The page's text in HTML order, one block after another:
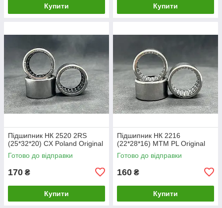
Купити Купити
Підшипник НК 2520 2RS
(25*32*20) CX Poland Original
Готово до відправки
170 ₴
Купити
Підшипник НК 2216
(22*28*16) MTM PL Original
Готово до відправки
160 ₴
Купити